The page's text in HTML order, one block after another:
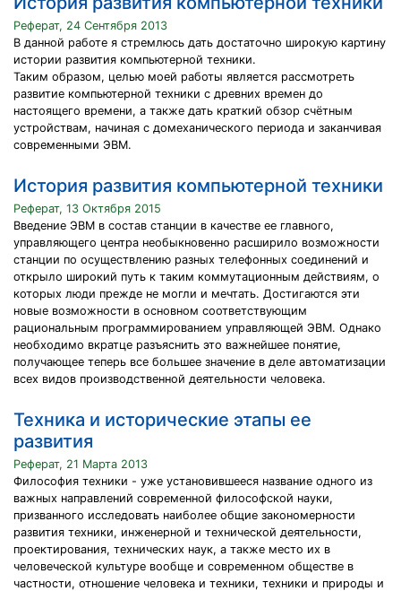
Реферат, 24 Сентября 2013
В данной работе я стремлюсь дать достаточно широкую картину
истории развития компьютерной техники.
Таким образом, целью моей работы является рассмотреть
развитие компьютерной техники с древних времен до
настоящего времени, а также дать краткий обзор счётным
устройствам, начиная с домеханического периода и заканчивая
современными ЭВМ.
История развития компьютерной техники
Реферат, 13 Октября 2015
Введение ЭВМ в состав станции в качестве ее главного,
управляющего центра необыкновенно расширило возможности
станции по осуществлению разных телефонных соединений и
открыло широкий путь к таким коммутационным действиям, о
которых люди прежде не могли и мечтать. Достигаются эти
новые возможности в основном соответствующим
рациональным программированием управляющей ЭВМ. Однако
необходимо вкратце разъяснить это важнейшее понятие,
получающее теперь все большее значение в деле автоматизации
всех видов производственной деятельности человека.
Техника и исторические этапы ее
развития
Реферат, 21 Марта 2013
Философия техники - уже установившееся название одного из
важных направлений современной философской науки,
призванного исследовать наиболее общие закономерности
развития техники, инженерной и технической деятельности,
проектирования, технических наук, а также место их в
человеческой культуре вообще и современном обществе в
частности, отношение человека и техники, техники и природы и